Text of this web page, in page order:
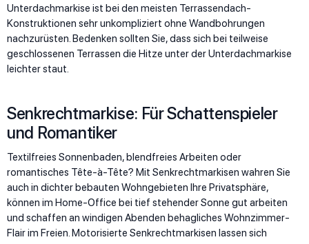
Unterdachmarkise ist bei den meisten Terrassendach-
Konstruktionen sehr unkompliziert ohne Wandbohrungen
nachzurüsten. Bedenken sollten Sie, dass sich bei teilweise
geschlossenen Terrassen die Hitze unter der Unterdachmarkise
leichter staut.
Senkrechtmarkise: Für Schattenspieler
und Romantiker
Textilfreies Sonnenbaden, blendfreies Arbeiten oder
romantisches Tête-à-Tête? Mit Senkrechtmarkisen wahren Sie
auch in dichter bebauten Wohngebieten Ihre Privatsphäre,
können im Home-Office bei tief stehender Sonne gut arbeiten
und schaffen an windigen Abenden behagliches Wohnzimmer-
Flair im Freien. Motorisierte Senkrechtmarkisen lassen sich